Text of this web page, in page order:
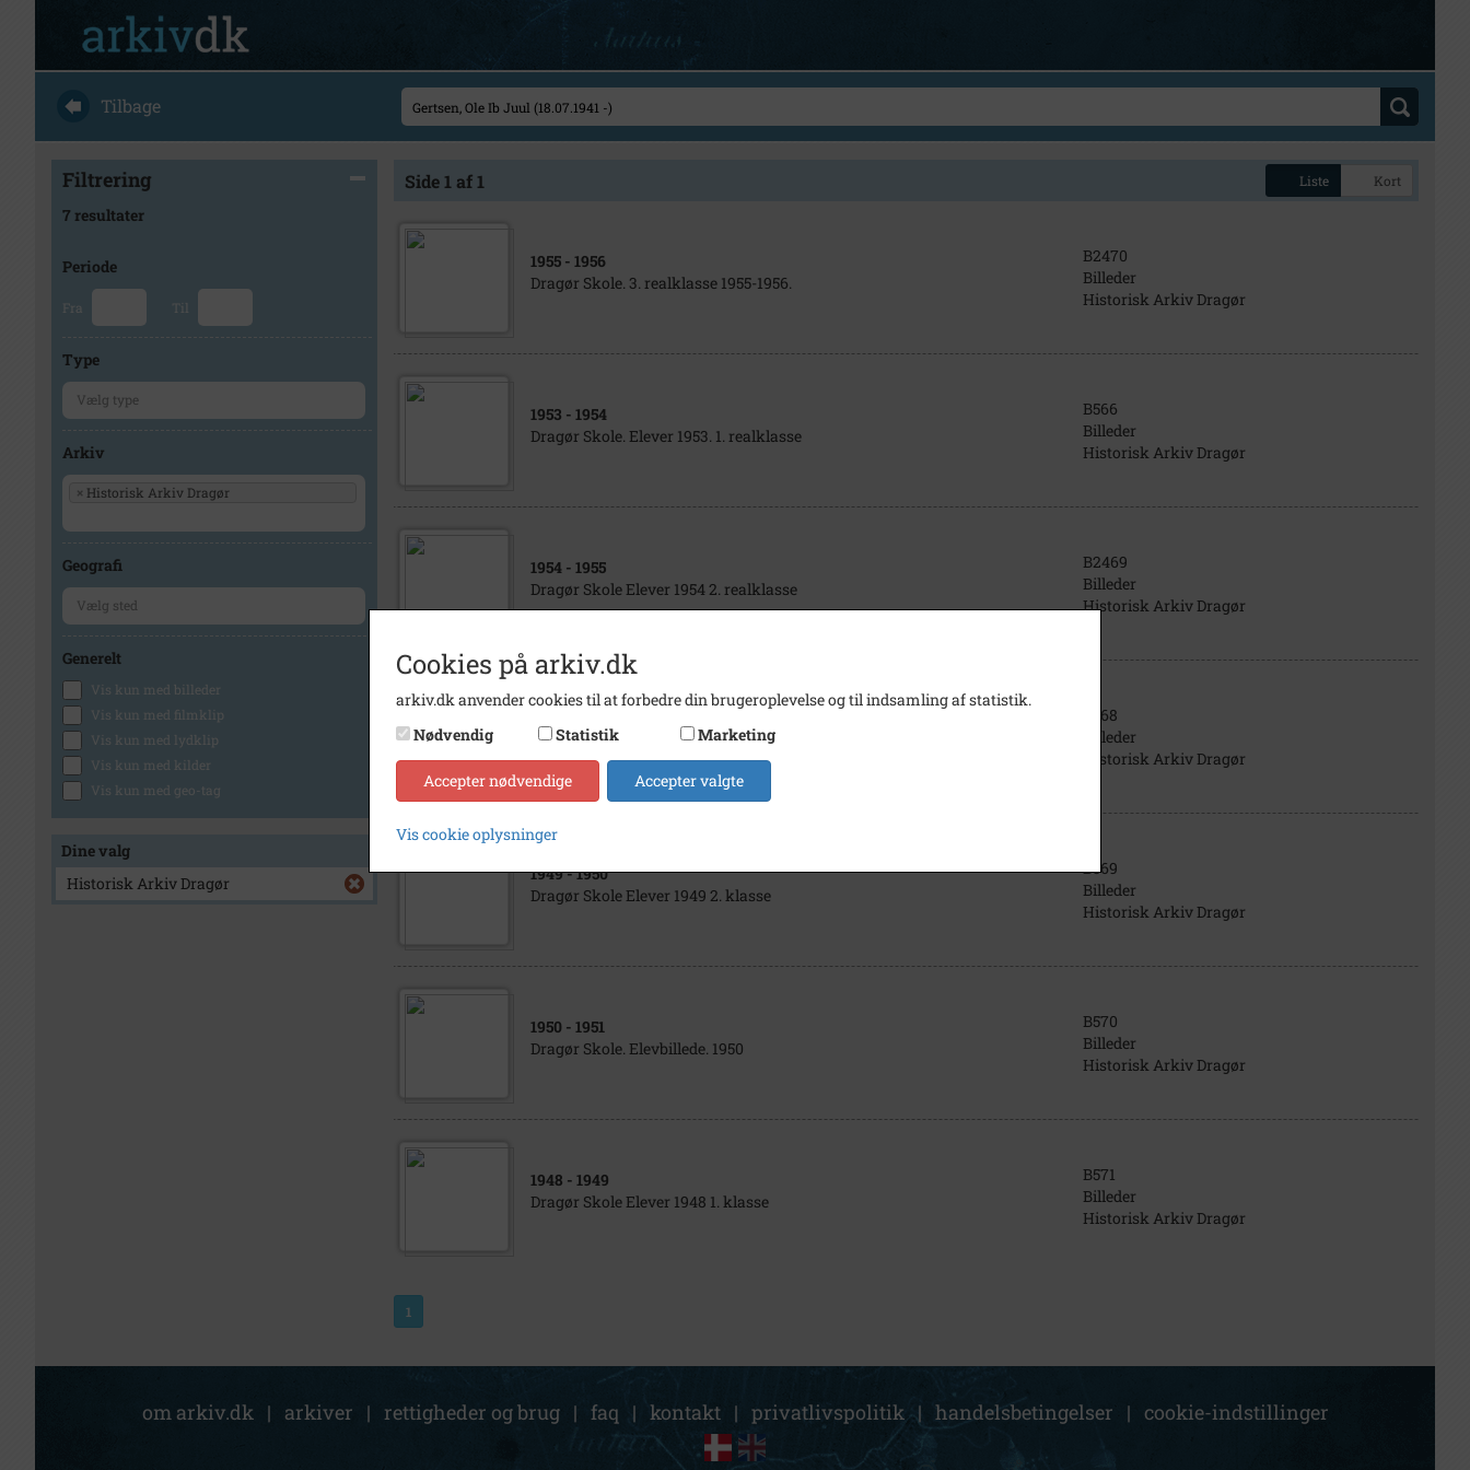
Tilbage
Filtrering
7 resultater
Periode
Fra Til
Type
Arkiv
× Historisk Arkiv Dragør
Geografi
Generelt
Vis kun med billeder
Vis kun med filmklip
Vis kun med lydklip
Vis kun med kilder
Vis kun med geo-tag
Dine valg
Historisk Arkiv Dragør
Side 1 af 1 Liste Kort
1955 - 1956
Dragør Skole. 3. realklasse 1955-1956.
B2470
Billeder
Historisk Arkiv Dragør
1953 - 1954
Dragør Skole. Elever 1953. 1. realklasse
B566
Billeder
Historisk Arkiv Dragør
1954 - 1955
Dragør Skole Elever 1954 2. realklasse
B2469
Billeder
Historisk Arkiv Dragør
Dragør Skole. 4 klasse 1951.
B568
Billeder
Historisk Arkiv Dragør
1949- 1950
Dragør Skole Elever 1949 2. klasse
B569
Billeder
Historisk Arkiv Dragør
1950 - 1951
Dragør Skole. Elevbillede. 1950
B570
Billeder
Historisk Arkiv Dragør
1948 - 1949
Dragør Skole Elever 1948 1. klasse
B571
Billeder
Historisk Arkiv Dragør
1
om arkiv.dk | arkiver | rettigheder og brug | faq | kontakt | privatlivspolitik | handelsbetingelser | cookie-indstillinger
Cookies på arkiv.dk
arkiv.dk anvender cookies til at forbedre din brugeroplevelse og til indsamling af statistik.
Nødvendig
Statistik Marketing
Accepter nødvendige Accepter valgte
Vis cookie oplysninger